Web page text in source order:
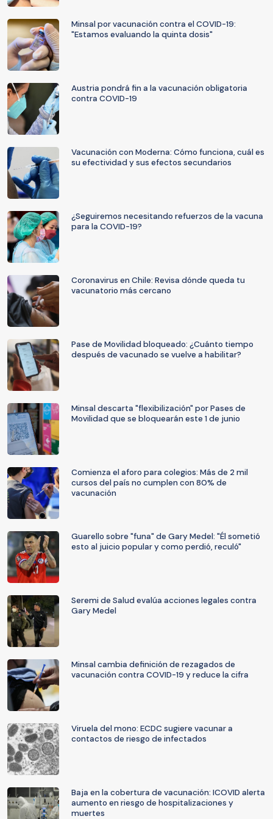
Minsal por vacunación contra el COVID-19:
"Estamos evaluando la quinta dosis"
Austria pondrá fin a la vacunación obligatoria
contra COVID-19
Vacunación con Moderna: Cómo funciona, cuál es
su efectividad y sus efectos secundarios
¿Seguiremos necesitando refuerzos de la vacuna
para la COVID-19?
Coronavirus en Chile: Revisa dónde queda tu
vacunatorio más cercano
Pase de Movilidad bloqueado: ¿Cuánto tiempo
después de vacunado se vuelve a habilitar?
Minsal descarta "flexibilización" por Pases de
Movilidad que se bloquearán este 1 de junio
Comienza el aforo para colegios: Más de 2 mil
cursos del país no cumplen con 80% de
vacunación
Guarello sobre "funa" de Gary Medel: "Él sometió
esto al juicio popular y como perdió, reculó"
Seremi de Salud evalúa acciones legales contra
Gary Medel
Minsal cambia definición de rezagados de
vacunación contra COVID-19 y reduce la cifra
Viruela del mono: ECDC sugiere vacunar a
contactos de riesgo de infectados
Baja en la cobertura de vacunación: ICOVID alerta
aumento en riesgo de hospitalizaciones y
muertes